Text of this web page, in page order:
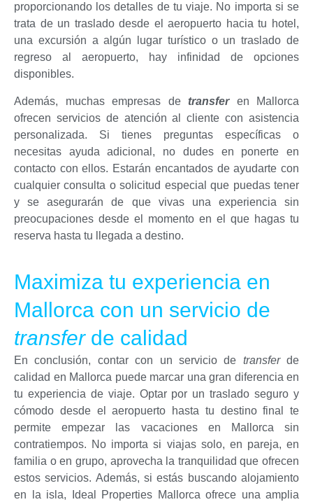
proporcionando los detalles de tu viaje. No importa si se
trata de un traslado desde el aeropuerto hacia tu hotel,
una excursión a algún lugar turístico o un traslado de
regreso al aeropuerto, hay infinidad de opciones
disponibles.
Además, muchas empresas de transfer en Mallorca
ofrecen servicios de atención al cliente con asistencia
personalizada. Si tienes preguntas específicas o
necesitas ayuda adicional, no dudes en ponerte en
contacto con ellos. Estarán encantados de ayudarte con
cualquier consulta o solicitud especial que puedas tener
y se asegurarán de que vivas una experiencia sin
preocupaciones desde el momento en el que hagas tu
reserva hasta tu llegada a destino.
Maximiza tu experiencia en
Mallorca con un servicio de
transfer de calidad
En conclusión, contar con un servicio de transfer de
calidad en Mallorca puede marcar una gran diferencia en
tu experiencia de viaje. Optar por un traslado seguro y
cómodo desde el aeropuerto hasta tu destino final te
permite empezar las vacaciones en Mallorca sin
contratiempos. No importa si viajas solo, en pareja, en
familia o en grupo, aprovecha la tranquilidad que ofrecen
estos servicios. Además, si estás buscando alojamiento
en la isla, Ideal Properties Mallorca ofrece una amplia